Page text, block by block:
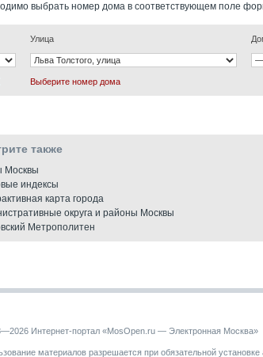
выбрать номер дома в соответствующем поле
Улица
Выберите номер дома
также
Москвы
индексы
карта города
округа и районы Москвы
Метрополитен
Интернет-портал «MosOpen.ru — Электронная Москва»
материалов разрешается при обязательной